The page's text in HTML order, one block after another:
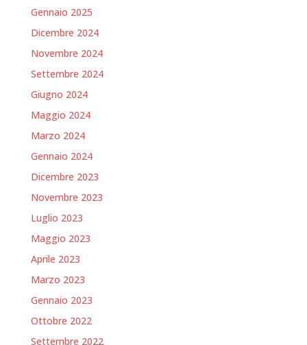
Gennaio 2025
Dicembre 2024
Novembre 2024
Settembre 2024
Giugno 2024
Maggio 2024
Marzo 2024
Gennaio 2024
Dicembre 2023
Novembre 2023
Luglio 2023
Maggio 2023
Aprile 2023
Marzo 2023
Gennaio 2023
Ottobre 2022
Settembre 2022